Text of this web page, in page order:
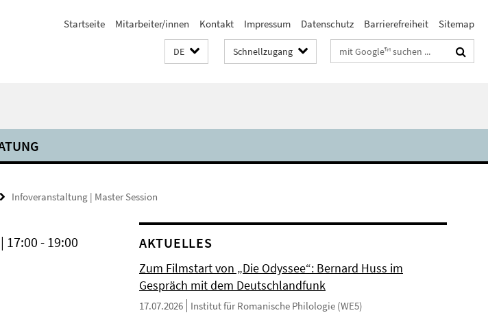
Startseite Mitarbeiter/innen Kontakt Impressum Datenschutz Barrierefreiheit Sitemap
DE Schnellzugang Suchbegriffe
Infoveranstaltung | Master Session
17:00 - 19:00 AKTUELLES
Zum Filmstart von „Die Odyssee“: Bernard Huss im
Gespräch mit dem Deutschlandfunk
17.07.2026 Institut für Romanische Philologie (WE5)